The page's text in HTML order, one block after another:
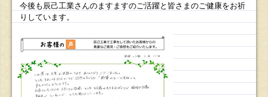
今後も辰己工業さんのますますのご活躍と皆さまのご健康をお祈
りしています。